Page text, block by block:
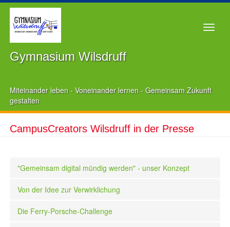
Gymnasium Wilsdruff
Miteinander leben - Voneinander lernen - Gemeinsam Zukunft
gestalten
CampusCreators Wilsdruff in der Presse
"Gemeinsam digital mündig werden" - unser Konzept
Von der Idee zur Verwirklichung
Die Ferry-Porsche-Challenge